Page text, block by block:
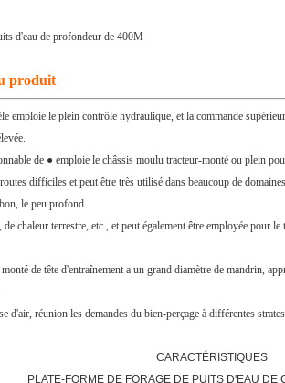
d'eau de profondeur de 400M
produit
emploie le plein contrôle hydraulique, et la commande
de ● emploie le châssis moulu tracteur-monté ou plein
difficiles et peut être très utilisé dans beaucoup de
le peu profond
de chaleur terrestre, etc., et peut également être employée pour
de tête d'entraînement a un grand diamètre de mandrin,
d'air, réunion les demandes du bien-perçage à différentes
CARACTÉRISTIQUES
PLATE-FORME DE FORAGE DE PUITS D'EAU DE